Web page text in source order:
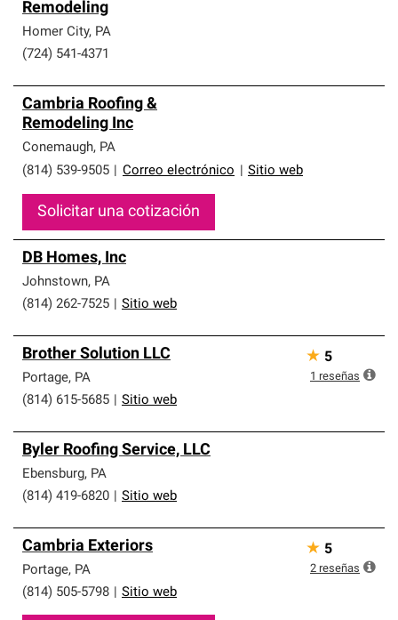
que cumplen con altos estándares y requisitos estrictos
de profesionalismo y confiabilidad.
Remodeling
Homer City, PA
(724) 541-4371
Cambria Roofing &
Remodeling Inc
Conemaugh, PA
(814) 539-9505
Correo electrónico Sitio web
Solicitar una cotización
DB Homes, Inc
Johnstown, PA
(814) 262-7525
Sitio web
Brother Solution LLC
Portage, PA
(814) 615-5685
Sitio web
★ 5
1 reseñas
Byler Roofing Service, LLC
Ebensburg, PA
(814) 419-6820
Sitio web
Cambria Exteriors
Portage, PA
(814) 505-5798
Sitio web
★ 5
2 reseñas